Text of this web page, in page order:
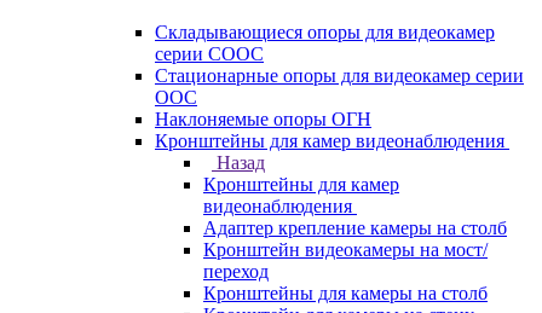
Складывающиеся опоры для видеокамер
серии СООС
Стационарные опоры для видеокамер серии
ООС
Наклоняемые опоры ОГН
Кронштейны для камер видеонаблюдения
Назад
Кронштейны для камер
видеонаблюдения
Адаптер крепление камеры на столб
Кронштейн видеокамеры на мост/
переход
Кронштейны для камеры на столб